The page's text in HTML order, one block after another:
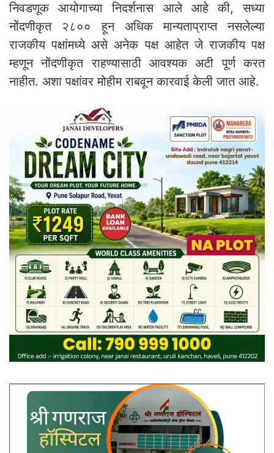
निवडणूक आयोगाच्या निदर्शनास आले आहे की, सध्या
नोंदणीकृत २८०० हून अधिक मान्यताप्राप्त नसलेल्या
राजकीय पक्षांमध्ये असे अनेक पक्ष आहेत जे राजकीय पक्ष
म्हणून नोंदणीकृत राहण्यासाठी आवश्यक अटी पूर्ण करत
नाहीत. अशा पक्षांवर मोहीम राबवून कारवाई केली जात आहे.